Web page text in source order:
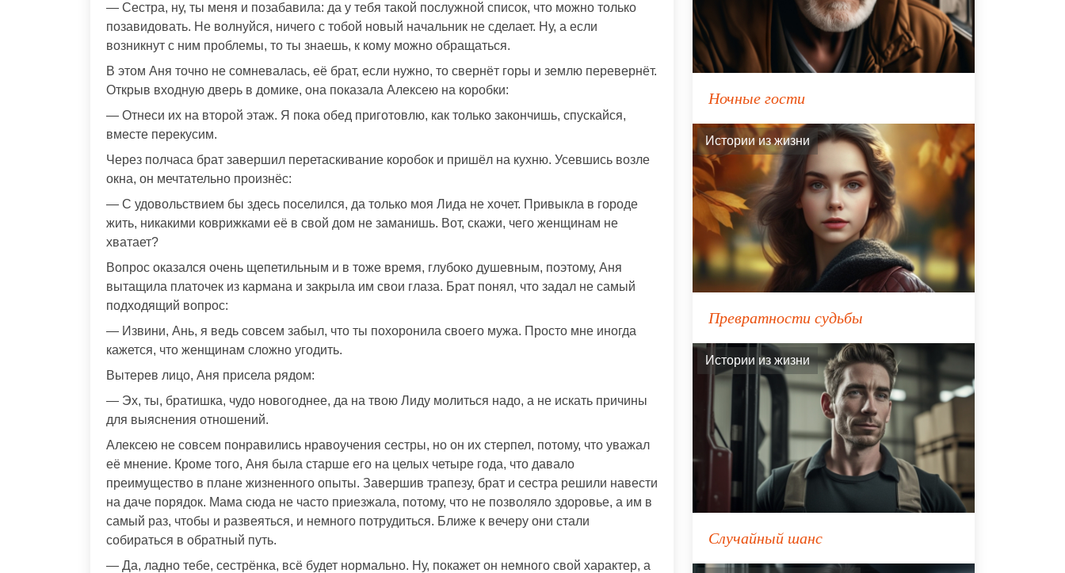
— Сестра, ну, ты меня и позабавила: да у тебя такой послужной список, что можно только
позавидовать. Не волнуйся, ничего с тобой новый начальник не сделает. Ну, а если
возникнут с ним проблемы, то ты знаешь, к кому можно обращаться.
В этом Аня точно не сомневалась, её брат, если нужно, то свернёт горы и землю перевернёт.
Открыв входную дверь в домике, она показала Алексею на коробки:
— Отнеси их на второй этаж. Я пока обед приготовлю, как только закончишь, спускайся,
вместе перекусим.
Через полчаса брат завершил перетаскивание коробок и пришёл на кухню. Усевшись возле
окна, он мечтательно произнёс:
— С удовольствием бы здесь поселился, да только моя Лида не хочет. Привыкла в городе
жить, никакими коврижками её в свой дом не заманишь. Вот, скажи, чего женщинам не
хватает?
Вопрос оказался очень щепетильным и в тоже время, глубоко душевным, поэтому, Аня
вытащила платочек из кармана и закрыла им свои глаза. Брат понял, что задал не самый
подходящий вопрос:
— Извини, Ань, я ведь совсем забыл, что ты похоронила своего мужа. Просто мне иногда
кажется, что женщинам сложно угодить.
Вытерев лицо, Аня присела рядом:
— Эх, ты, братишка, чудо новогоднее, да на твою Лиду молиться надо, а не искать причины
для выяснения отношений.
Алексею не совсем понравились нравоучения сестры, но он их стерпел, потому, что уважал
её мнение. Кроме того, Аня была старше его на целых четыре года, что давало
преимущество в плане жизненного опыты. Завершив трапезу, брат и сестра решили навести
на даче порядок. Мама сюда не часто приезжала, потому, что не позволяло здоровье, а им в
самый раз, чтобы и развеяться, и немного потрудиться. Ближе к вечеру они стали
собираться в обратный путь.
— Да, ладно тебе, сестрёнка, всё будет нормально. Ну, покажет он немного свой характер, а
Ночные гости
Истории из жизни
Превратности судьбы
Истории из жизни
Случайный шанс